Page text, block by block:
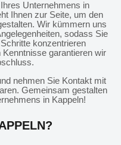
Unternehmens in
Ihnen zur Seite, um den
Wir kümmern uns
sodass Sie
konzentrieren
garantieren wir
nehmen Sie Kontakt mit
Gemeinsam gestalten
in Kappeln!